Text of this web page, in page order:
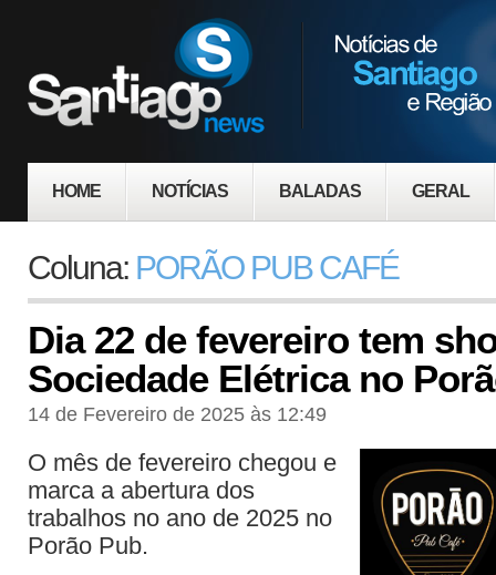
HOME NOTÍCIAS BALADAS GERAL
Coluna: PORÃO PUB CAFÉ
Dia 22 de fevereiro tem
Sociedade Elétrica no
14 de Fevereiro de 2025 às 12:49
O mês de fevereiro chegou e
marca a abertura dos
trabalhos no ano de 2025 no
Porão Pub.